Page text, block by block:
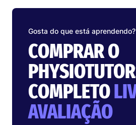
Gosta do que está aprendendo?
COMPRAR O
COMPLETO
AVALIAÇÃO